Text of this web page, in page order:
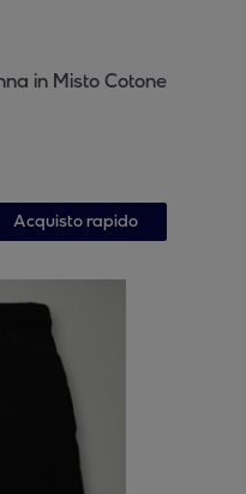
in Misto Cotone
Acquisto rapido